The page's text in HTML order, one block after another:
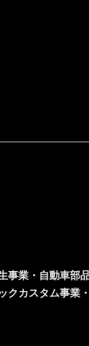
事業・自動車部
クカスタム事業